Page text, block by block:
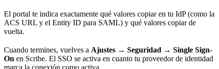
El portal te indica exactamente qué valores copiar en tu IdP (como la
ACS URL y el Entity ID para SAML) y qué valores copiar de
vuelta.
Cuando termines, vuelves a Ajustes → Seguridad → Single Sign-
On en Scribe. El SSO se activa en cuanto tu proveedor de identidad
marca la conexión como activa.